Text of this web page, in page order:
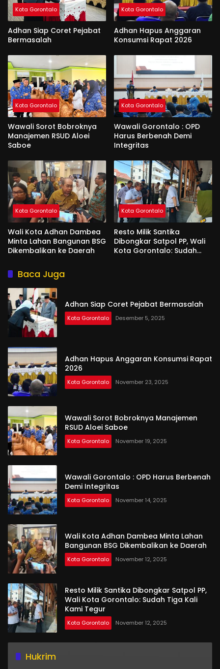
Kota Gorontalo
Adhan Siap Coret Pejabat
Bermasalah
Kota Gorontalo
Adhan Hapus Anggaran
Konsumsi Rapat 2026
Kota Gorontalo
Wawali Sorot Bobroknya
Manajemen RSUD Aloei
Saboe
Kota Gorontalo
Wawali Gorontalo : OPD
Harus Berbenah Demi
Integritas
Kota Gorontalo
Wali Kota Adhan Dambea
Minta Lahan Bangunan BSG
Dikembalikan ke Daerah
Kota Gorontalo
Resto Milik Santika
Dibongkar Satpol PP, Wali
Kota Gorontalo: Sudah
Baca Juga
Adhan Siap Coret Pejabat Bermasalah
Kota Gorontalo Desember 5, 2025
Adhan Hapus Anggaran Konsumsi Rapat
2026
Kota Gorontalo November 23, 2025
Wawali Sorot Bobroknya Manajemen
RSUD Aloei Saboe
Kota Gorontalo November 19, 2025
Wawali Gorontalo : OPD Harus Berbenah
Demi Integritas
Kota Gorontalo November 14, 2025
Wali Kota Adhan Dambea Minta Lahan
Bangunan BSG Dikembalikan ke Daerah
Kota Gorontalo November 12, 2025
Resto Milik Santika Dibongkar Satpol PP,
Wali Kota Gorontalo: Sudah Tiga Kali
Kami Tegur
Kota Gorontalo November 12, 2025
Hukrim